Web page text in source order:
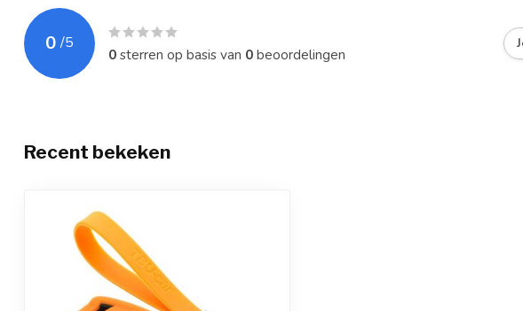
0 /5
0sterren op basis van 0beoordelingen
Recent bekeken